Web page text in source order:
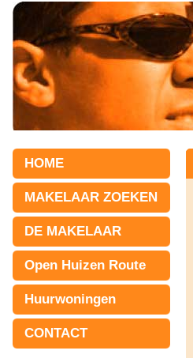
HOME
MAKELAAR ZOEKEN
DE MAKELAAR
Open Huizen Route
Huurwoningen
CONTACT